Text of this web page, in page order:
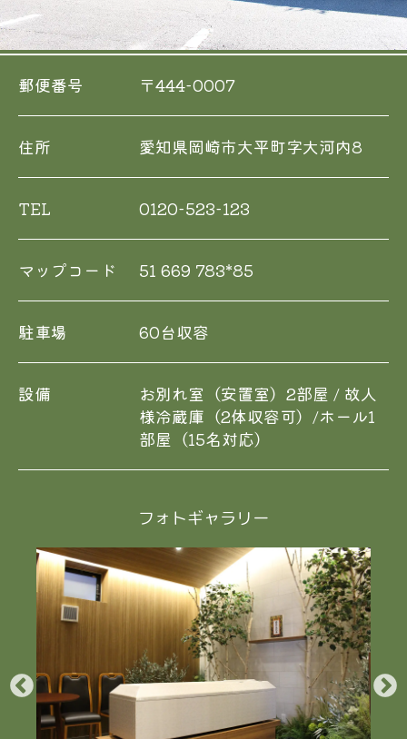
郵便番号 〒444-0007
住所 愛知県岡崎市大平町字大河内8
TEL 0120-523-123
マップコード 51 669 783*85
駐車場 60台収容
設備
お別れ室（安置室）2部屋 / 故人
様冷蔵庫（2体収容可）/ホール1
部屋（15名対応）
フォトギャラリー